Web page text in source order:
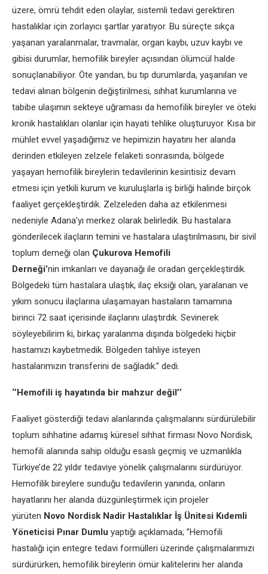
üzere, ömrü tehdit eden olaylar, sistemli tedavi gerektiren
hastalıklar için zorlayıcı şartlar yaratıyor. Bu süreçte sıkça
yaşanan yaralanmalar, travmalar, organ kaybı, uzuv kaybı ve
gibisi durumlar, hemofilik bireyler açısından ölümcül halde
sonuçlanabiliyor. Öte yandan, bu tıp durumlarda, yaşanılan ve
tedavi alınan bölgenin değiştirilmesi, sıhhat kurumlarına ve
tabibe ulaşımın sekteye uğraması da hemofilik bireyler ve öteki
kronik hastalıkları olanlar için hayati tehlike oluşturuyor. Kısa bir
mühlet evvel yaşadığımız ve hepimizin hayatını her alanda
derinden etkileyen zelzele felaketi sonrasında, bölgede
yaşayan hemofilik bireylerin tedavilerinin kesintisiz devam
etmesi için yetkili kurum ve kuruluşlarla iş birliği halinde birçok
faaliyet gerçekleştirdik. Zelzeleden daha az etkilenmesi
nedeniyle Adana’yı merkez olarak belirledik. Bu hastalara
gönderilecek ilaçların temini ve hastalara ulaştırılmasını, bir sivil
toplum derneği olan Çukurova Hemofili
Derneği’nin imkanları ve dayanağı ile oradan gerçekleştirdik.
Bölgedeki tüm hastalara ulaştık, ilaç eksiği olan, yaralanan ve
yıkım sonucu ilaçlarına ulaşamayan hastaların tamamına
birinci 72 saat içerisinde ilaçlarını ulaştırdık. Sevinerek
söyleyebilirim ki, birkaç yaralanma dışında bölgedeki hiçbir
hastamızı kaybetmedik. Bölgeden tahliye isteyen
hastalarımızın transferini de sağladık.’’ dedi.
‘’Hemofili iş hayatında bir mahzur değil’’
Faaliyet gösterdiği tedavi alanlarında çalışmalarını sürdürülebilir
toplum sıhhatine adamış küresel sıhhat firması Novo Nordisk,
hemofili alanında sahip olduğu esaslı geçmiş ve uzmanlıkla
Türkiye’de 22 yıldır tedaviye yönelik çalışmalarını sürdürüyor.
Hemofilik bireylere sunduğu tedavilerin yanında, onların
hayatlarını her alanda düzgünleştirmek için projeler
yürüten Novo Nordisk Nadir Hastalıklar İş Ünitesi Kıdemli
Yöneticisi Pınar Dumlu yaptığı açıklamada; ”Hemofili
hastalığı için entegre tedavi formülleri üzerinde çalışmalarımızı
sürdürürken, hemofilik bireylerin ömür kalitelerini her alanda